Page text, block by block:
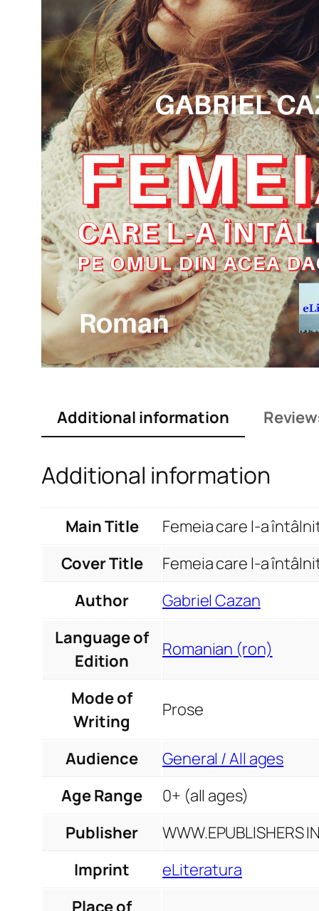
Additional information
Additional information
Main Title
Femeia care l-a
Cover Title
Femeia care l-a
Author
Gabriel Cazan
Language of
Edition
Romanian (ron)
Mode of
Writing
Prose
Audience
General / All ages
Age Range
0+ (all ages)
Publisher
WWW.EPUBLISHERS
Imprint
eLiteratura
Place of